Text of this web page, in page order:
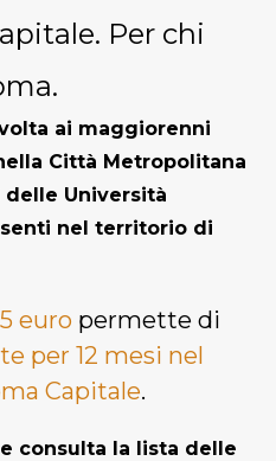
Per chi
ai maggiorenni
Città Metropolitana
Università
nel territorio di
5 euro permette di
per 12 mesi nel
Capitale.
consulta la lista delle